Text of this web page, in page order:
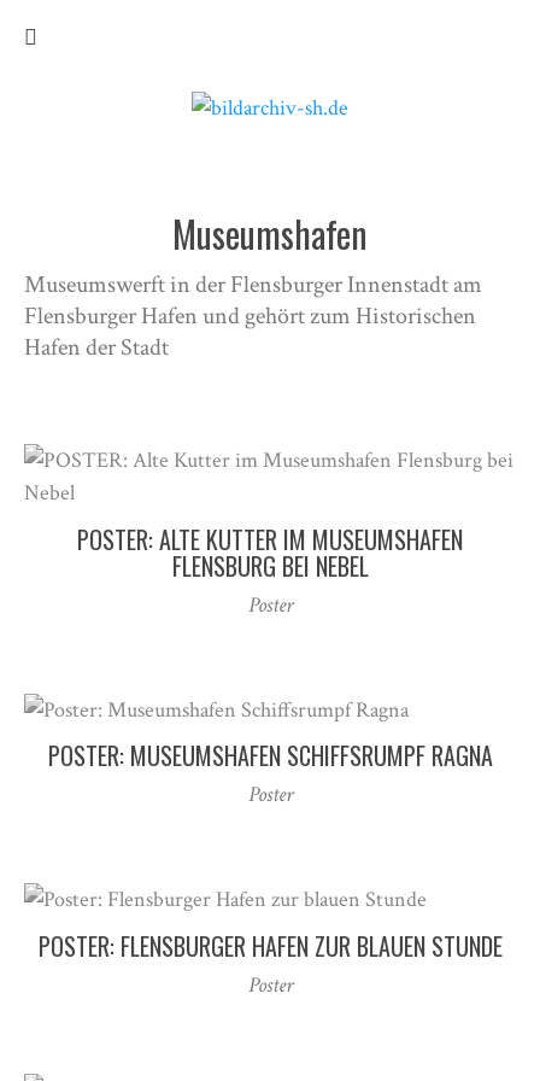
Museumshafen
Museumswerft in der Flensburger Innenstadt am
Flensburger Hafen und gehört zum Historischen
Hafen der Stadt
POSTER: ALTE KUTTER IM MUSEUMSHAFEN
FLENSBURG BEI NEBEL
Poster
POSTER: MUSEUMSHAFEN SCHIFFSRUMPF RAGNA
Poster
POSTER: FLENSBURGER HAFEN ZUR BLAUEN STUNDE
Poster